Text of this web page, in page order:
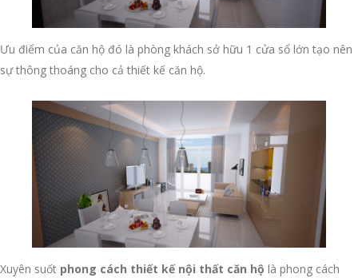
Ưu điểm của căn hộ đó là phòng khách sở hữu 1 cửa sổ lớn tạo nên
sự thông thoáng cho cả thiết kế căn hộ.
Xuyên suốt phong cách thiết kế nội thất căn hộ là phong cách